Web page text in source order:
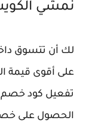
نمشي
لك أن تتسوق
على أقوى قيمة
الحصول على